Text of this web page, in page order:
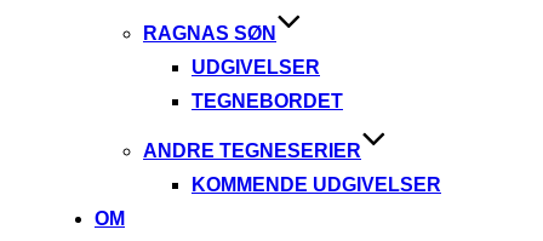
RAGNAS SØN
UDGIVELSER
TEGNEBORDET
ANDRE TEGNESERIER
KOMMENDE UDGIVELSER
OM